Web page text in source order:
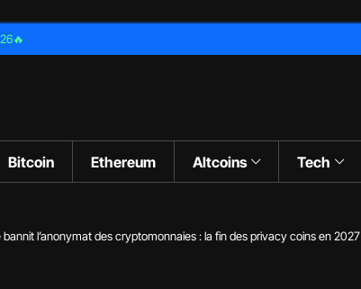
Bitcoin Ethereum Altcoins Tech
bannit l’anonymat des cryptomonnaies : la fin des privacy coins en 2027